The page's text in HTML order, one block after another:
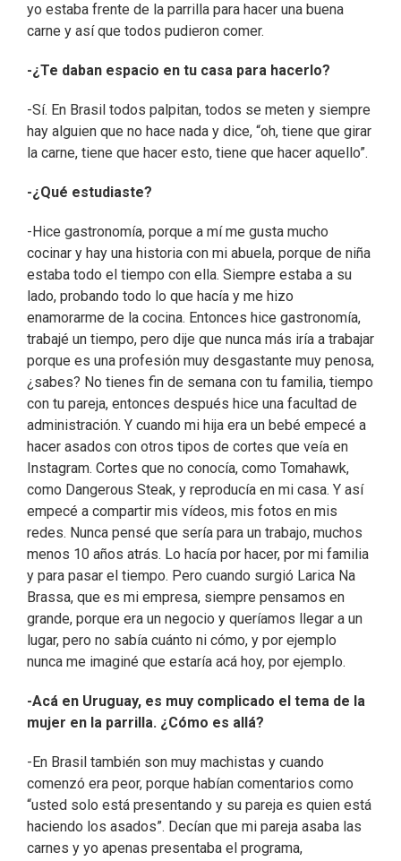
yo estaba frente de la parrilla para hacer una buena
carne y así que todos pudieron comer.
-¿Te daban espacio en tu casa para hacerlo?
-Sí. En Brasil todos palpitan, todos se meten y siempre
hay alguien que no hace nada y dice, “oh, tiene que girar
la carne, tiene que hacer esto, tiene que hacer aquello”.
-¿Qué estudiaste?
-Hice gastronomía, porque a mí me gusta mucho
cocinar y hay una historia con mi abuela, porque de niña
estaba todo el tiempo con ella. Siempre estaba a su
lado, probando todo lo que hacía y me hizo
enamorarme de la cocina. Entonces hice gastronomía,
trabajé un tiempo, pero dije que nunca más iría a trabajar
porque es una profesión muy desgastante muy penosa,
¿sabes? No tienes fin de semana con tu familia, tiempo
con tu pareja, entonces después hice una facultad de
administración. Y cuando mi hija era un bebé empecé a
hacer asados con otros tipos de cortes que veía en
Instagram. Cortes que no conocía, como Tomahawk,
como Dangerous Steak, y reproducía en mi casa. Y así
empecé a compartir mis vídeos, mis fotos en mis
redes. Nunca pensé que sería para un trabajo, muchos
menos 10 años atrás. Lo hacía por hacer, por mi familia
y para pasar el tiempo. Pero cuando surgió Larica Na
Brassa, que es mi empresa, siempre pensamos en
grande, porque era un negocio y queríamos llegar a un
lugar, pero no sabía cuánto ni cómo, y por ejemplo
nunca me imaginé que estaría acá hoy, por ejemplo.
-Acá en Uruguay, es muy complicado el tema de la
mujer en la parrilla. ¿Cómo es allá?
-En Brasil también son muy machistas y cuando
comenzó era peor, porque habían comentarios como
“usted solo está presentando y su pareja es quien está
haciendo los asados”. Decían que mi pareja asaba las
carnes y yo apenas presentaba el programa,